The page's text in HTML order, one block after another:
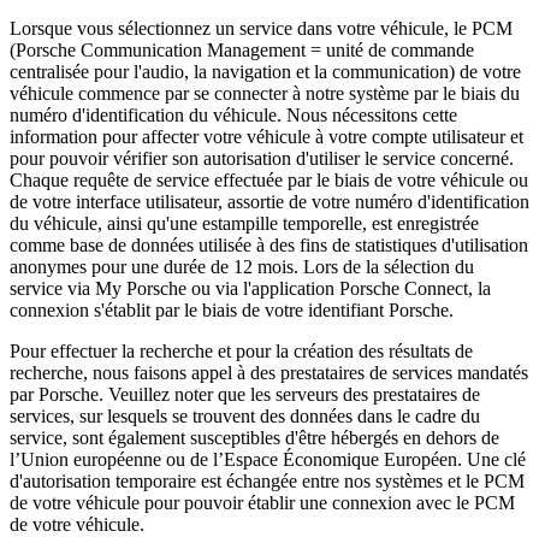
Lorsque vous sélectionnez un service dans votre véhicule, le PCM
(Porsche Communication Management = unité de commande
centralisée pour l'audio, la navigation et la communication) de votre
véhicule commence par se connecter à notre système par le biais du
numéro d'identification du véhicule. Nous nécessitons cette
information pour affecter votre véhicule à votre compte utilisateur et
pour pouvoir vérifier son autorisation d'utiliser le service concerné.
Chaque requête de service effectuée par le biais de votre véhicule ou
de votre interface utilisateur, assortie de votre numéro d'identification
du véhicule, ainsi qu'une estampille temporelle, est enregistrée
comme base de données utilisée à des fins de statistiques d'utilisation
anonymes pour une durée de 12 mois. Lors de la sélection du
service via My Porsche ou via l'application Porsche Connect, la
connexion s'établit par le biais de votre identifiant Porsche.
Pour effectuer la recherche et pour la création des résultats de
recherche, nous faisons appel à des prestataires de services mandatés
par Porsche. Veuillez noter que les serveurs des prestataires de
services, sur lesquels se trouvent des données dans le cadre du
service, sont également susceptibles d'être hébergés en dehors de
l’Union européenne ou de l’Espace Économique Européen. Une clé
d'autorisation temporaire est échangée entre nos systèmes et le PCM
de votre véhicule pour pouvoir établir une connexion avec le PCM
de votre véhicule.